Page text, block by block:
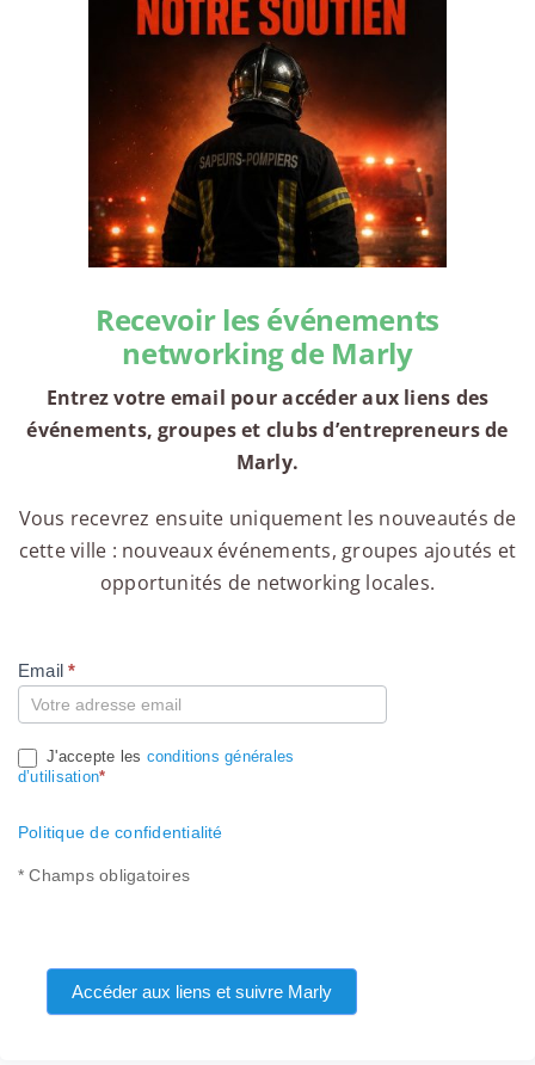
Recevoir les événements
networking de Marly
Entrez votre email pour accéder aux liens des
événements, groupes et clubs d’entrepreneurs de
Marly.
Vous recevrez ensuite uniquement les nouveautés de
cette ville : nouveaux événements, groupes ajoutés et
opportunités de networking locales.
Compte
Email*
J'accepte les conditions générales
d’utilisation*
Politique de confidentialité
* Champs obligatoires
Accéder aux liens et suivre Marly